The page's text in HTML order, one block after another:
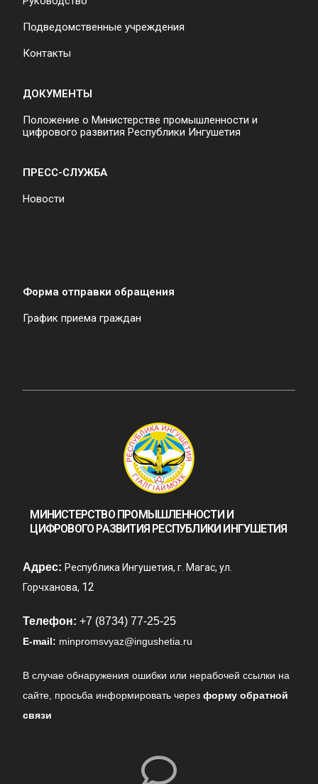
Подведомственные учреждения
Контакты
ДОКУМЕНТЫ
Положение о Министерстве промышленности и
цифрового развития Республики Ингушетия
ПРЕСС-СЛУЖБА
Новости
Форма отправки обращения
График приема граждан
МИНИСТЕРСТВО ПРОМЫШЛЕННОСТИ И
ЦИФРОВОГО РАЗВИТИЯ РЕСПУБЛИКИ ИНГУШЕТИЯ
Адрес: Республика Ингушетия, г. Магас, ул.
Горчханова, 12
Телефон: +7 (8734) 77-25-25
E-mail: minpromsvyaz@ingushetia.ru
В случае обнаружения ошибки или нерабочей ссылки на
сайте, просьба информировать черезформу обратной
связи